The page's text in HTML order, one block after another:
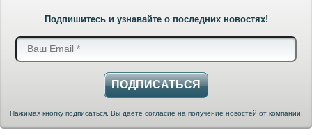
Подпишитесь и узнавайте о последних новостях!
ПОДПИСАТЬСЯ
Нажимая кнопку подписаться, Вы даете согласие на получение новостей от компании!